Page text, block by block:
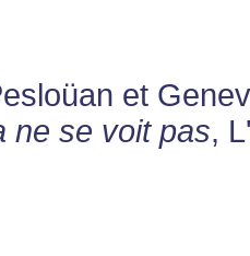
et
ne se voit pas,